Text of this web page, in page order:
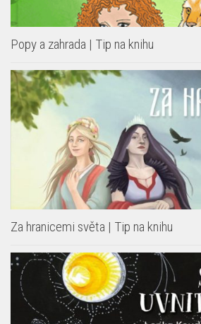
Popy a zahrada | Tip na knihu
Za hranicemi světa | Tip na knihu